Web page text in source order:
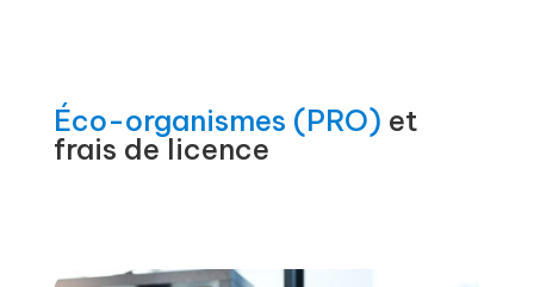
Éco-organismes (PRO) et
frais de licence